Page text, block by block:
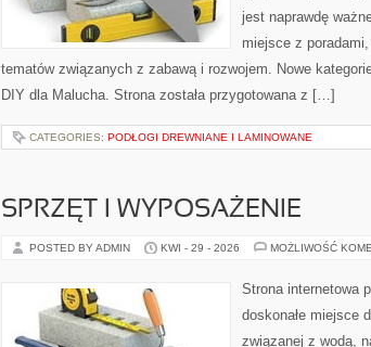
jest naprawdę
miejsce z
tematów związanych z zabawą i rozwojem. Nowe
DIY dla Malucha. Strona została przygotowana z […]
CATEGORIES: PODŁOGI DREWNIANE I LAMINOWANE
SPRZĘT I WYPOSAŻENIE
POSTED BY ADMIN KWI - 29 - 2026 MOŻLIWOŚĆ
Strona internetowa
doskonałe miejsce
związanej z wodą,